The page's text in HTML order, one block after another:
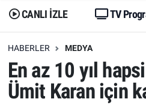
CANLI İZLE TV
HABERLER MEDYA
En az 10 yıl
Ümit Karan için
Dünya
Erişim Bilgileri
Ekonomi
Trend
Erişim Bilgileri
Spor
Trafik Durumu
Erişim Bilgileri
Tüm Manşetler